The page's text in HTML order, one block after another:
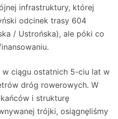
infrastruktury, której
odcinek trasy 604
/ Ustrońska), ale póki co
ciągu ostatnich 5-ciu lat w
dróg rowerowych. W
i strukturę
trójki, osiągnęliśmy